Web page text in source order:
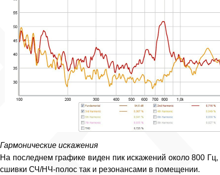
Гармонические искажения
На последнем графике виден пик искажений около 800
сшивки СЧ/НЧ-полос так и резонансами в помещении.